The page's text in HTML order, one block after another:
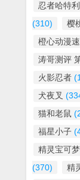
忍者哈特
(310)
樱
橙心动漫
涛哥测评
火影忍者
犬夜叉
猫和老鼠
福星小子
精灵宝可
(370)
精